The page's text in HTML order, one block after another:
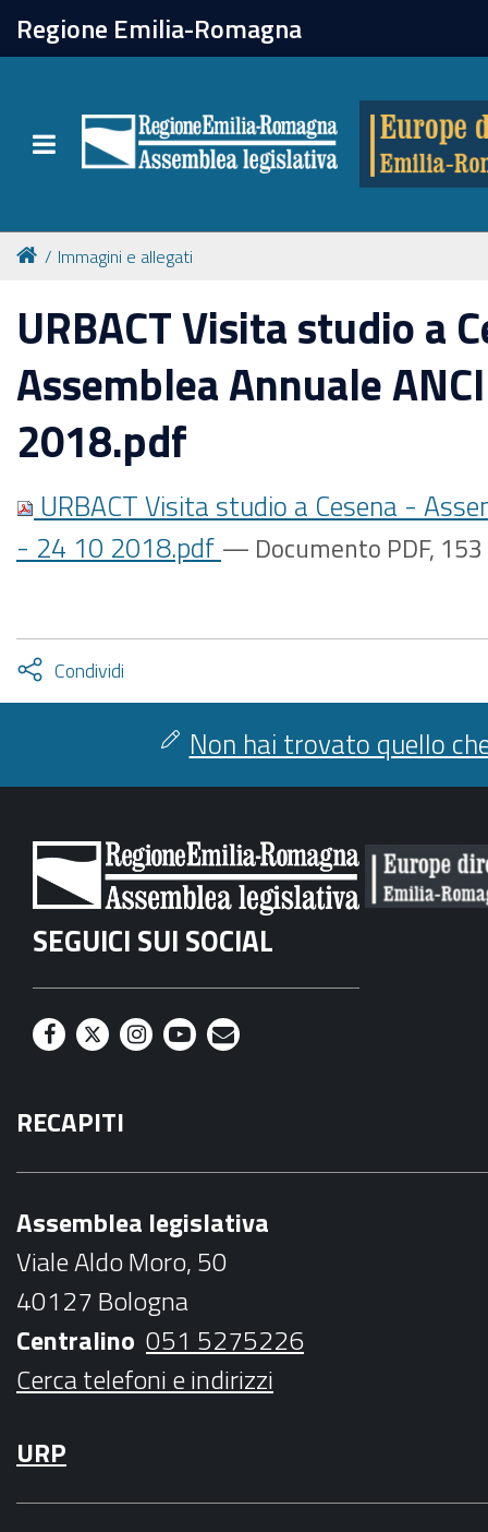
Regione Emilia-Romagna
Toggle navigation
chiudi
Attività
Formazione
Eventi
Tutte le notizie
Newsletter
Immagini e allegati
URBACT Visita studio a
Assemblea Annuale
2018.pdf
URBACT Visita studio a Cesena -
- 24 10 2018.pdf — Documento PDF,
Condividi
facebook
twitter
Attiva
condividi
Non hai trovato quello
SEGUICI SUI SOCIAL
F
c
e
k
T
i
t
I
t
a
m
Y
t
b
e
M
l
RECAPITI
Assemblea legislativa
Viale Aldo Moro, 50
40127 Bologna
Centralino 051 5275226
Cerca telefoni e indirizzi
URP